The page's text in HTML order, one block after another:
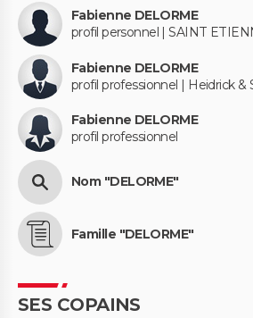
Fabienne DELORME
profil personnel | SAINT
Fabienne DELORME
profil professionnel | Heidrick
Fabienne DELORME
profil professionnel
Nom "DELORME"
Famille "DELORME"
SES COPAINS